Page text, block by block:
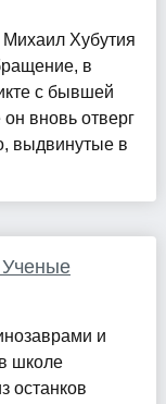
Хубутия
в
с бывшей
вновь отверг
выдвинутые в
и
школе
останков